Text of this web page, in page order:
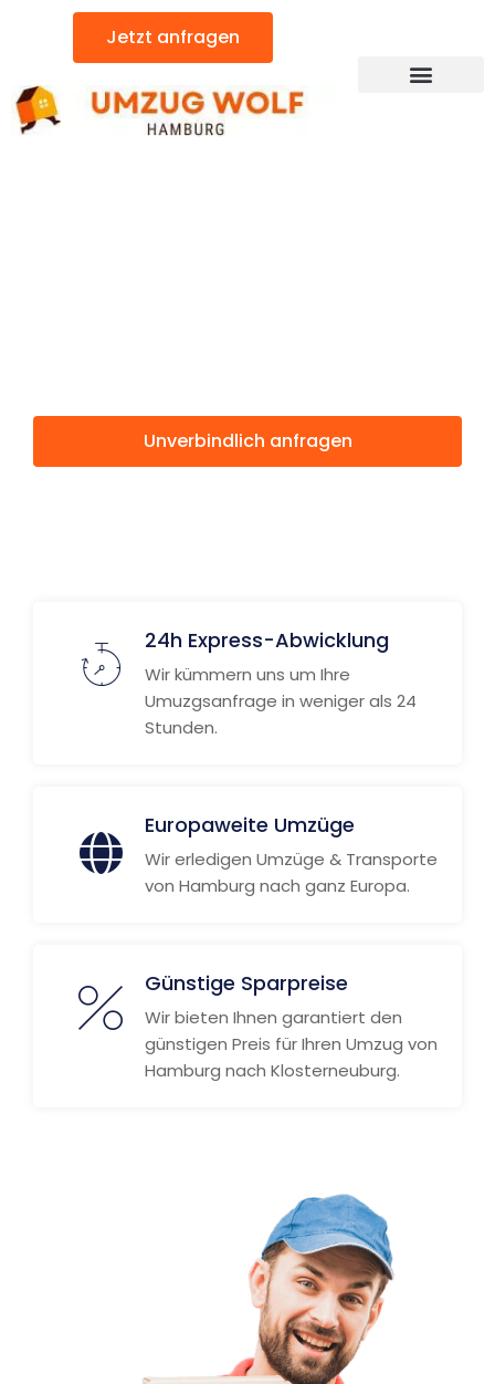
Jetzt anfragen
Unverbindlich anfragen
24h Express-Abwicklung
Wir kümmern uns um Ihre
Umuzgsanfrage in weniger als 24
Stunden.
Europaweite Umzüge
Wir erledigen Umzüge & Transporte
von Hamburg nach ganz Europa.
Günstige Sparpreise
Wir bieten Ihnen garantiert den
günstigen Preis für Ihren Umzug von
Hamburg nach Klosterneuburg.